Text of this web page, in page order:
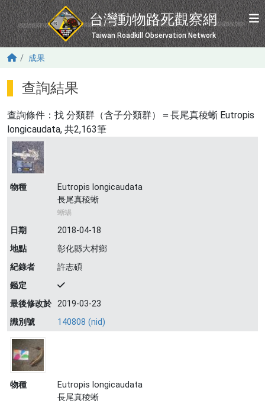
移至主內容
台灣動物路死觀察網
Taiwan Roadkill Observation Network
成果
查詢結果
查詢條件：找 分類群（含子分類群）＝長尾真稜蜥 Eutropis
longicaudata, 共2,163筆
物種
Eutropis longicaudata
長尾真稜蜥
蜥蜴
日期
2018-04-18
地點
彰化縣大村鄉
紀錄者
許志碩
鑑定
最後修改於 2019-03-23
識別號
140808 (nid)
物種
Eutropis longicaudata
長尾真稜蜥